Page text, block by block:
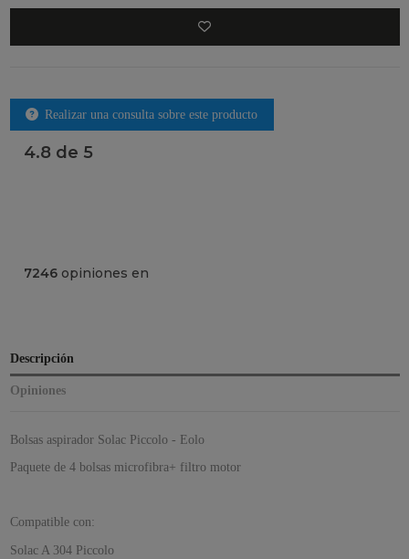
Realizar una consulta sobre este producto
4.8 de 5
7246 opiniones en
Descripción
Opiniones
Bolsas aspirador Solac Piccolo - Eolo
Paquete de 4 bolsas microfibra+ filtro motor
Compatible con:
Solac A 304 Piccolo